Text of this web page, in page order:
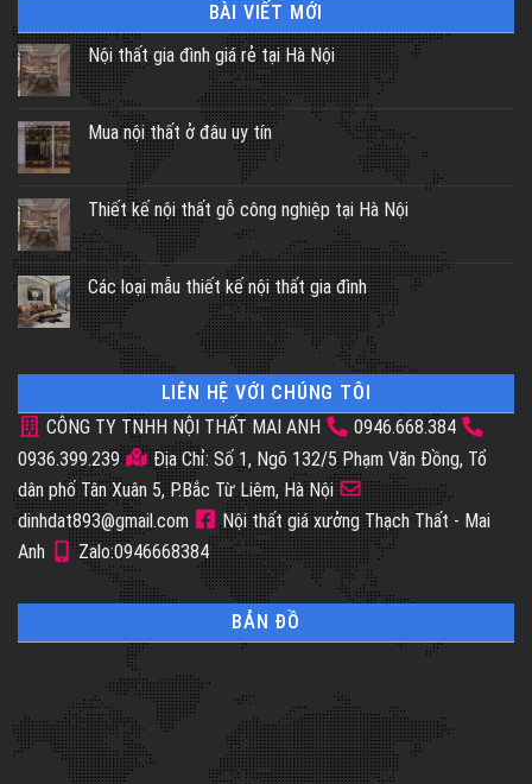
BÀI VIẾT MỚI
Nội thất gia đình giá rẻ tại Hà Nội
Mua nội thất ở đâu uy tín
Thiết kế nội thất gỗ công nghiệp tại Hà Nội
Các loại mẫu thiết kế nội thất gia đình
LIÊN HỆ VỚI CHÚNG TÔI
CÔNG TY TNHH NỘI THẤT MAI ANH
0946.668.384
0936.399.239
Địa Chỉ: Số 1, Ngõ 132/5 Phạm Văn Đồng, Tổ
dân phố Tân Xuân 5, P.Bắc Từ Liêm, Hà Nội
dinhdat893@gmail.com
Nội thất giá xưởng Thạch Thất - Mai
Anh
Zalo:0946668384
BẢN ĐỒ